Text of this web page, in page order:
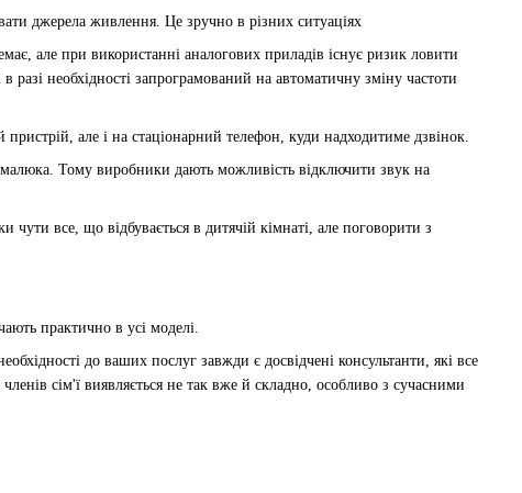
джерела живлення. Це зручно в різних ситуаціях
але при використанні аналогових приладів існує ризик ловити
необхідності запрограмований на автоматичну зміну частоти
але і на стаціонарний телефон, куди надходитиме дзвінок.
малюка. Тому виробники дають можливість відключити звук на
все, що відбувається в дитячій кімнаті, але поговорити з
практично в усі моделі.
до ваших послуг завжди є досвідчені консультанти, які все
сім'ї виявляється не так вже й складно, особливо з сучасними